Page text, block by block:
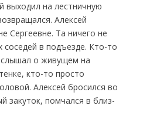
выходил на лес­тничную
Алексей
Сергеев­не. Та ничего не
со­седей в подъезде. Кто-то
о живущем на
кто-то просто
Алексей бросился во
закуток, помчался в близ­